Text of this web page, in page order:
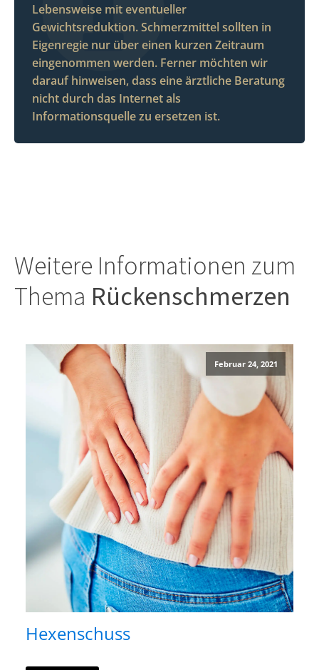
Lebensweise mit eventueller
Gewichtsreduktion. Schmerzmittel sollten in
Eigenregie nur über einen kurzen Zeitraum
eingenommen werden. Ferner möchten wir
darauf hinweisen, dass eine ärztliche Beratung
nicht durch das Internet als
Informationsquelle zu ersetzen ist.
Weitere Informationen zum
Thema Rückenschmerzen
Februar 24, 2021
Hexenschuss